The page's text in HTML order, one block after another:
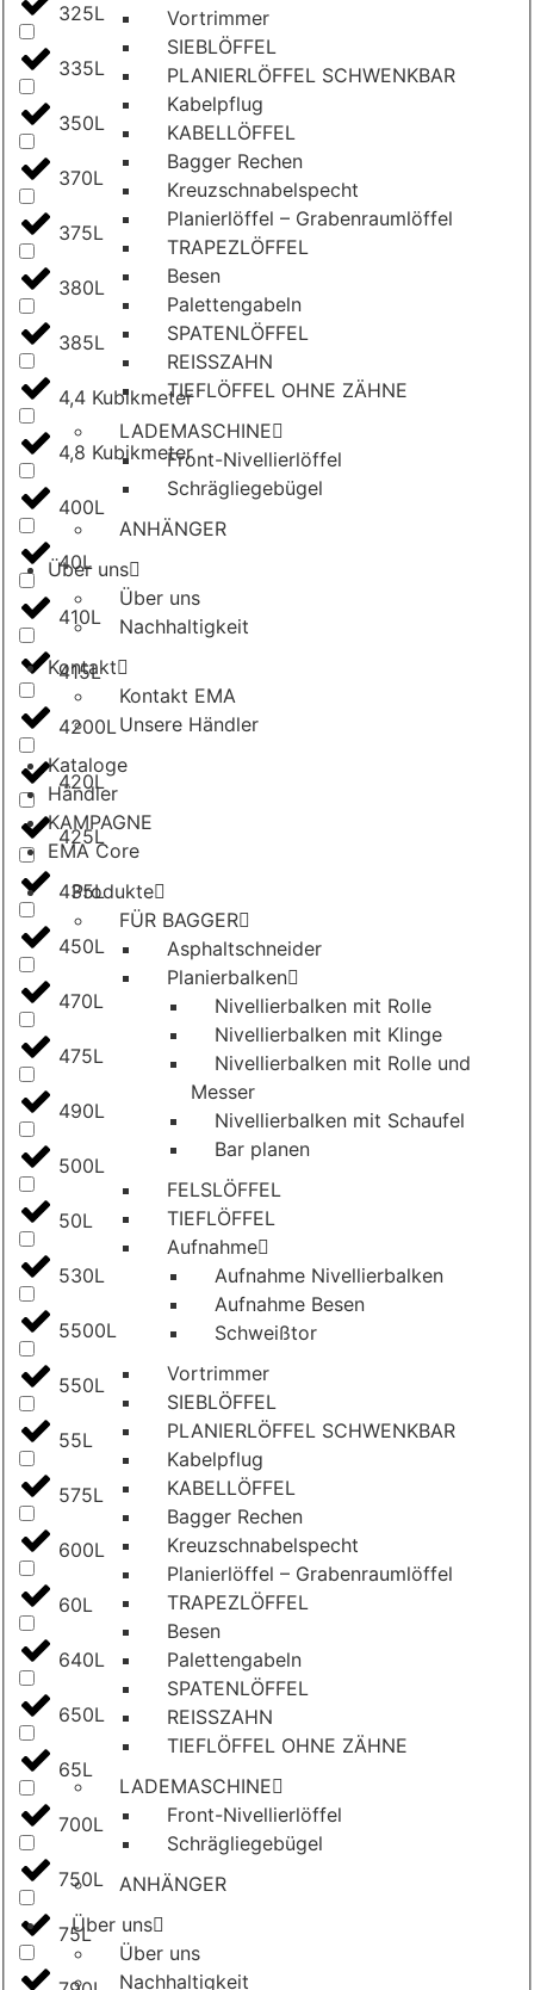
325L
335L
350L
370L
375L
380L
385L
4,4 Kubikmeter
4,8 Kubikmeter
400L
40L
410L
415L
4200L
420L
425L
435L
450L
470L
475L
490L
500L
50L
530L
5500L
550L
55L
575L
600L
60L
640L
650L
65L
700L
750L
75L
Vortrimmer
SIEBLÖFFEL
PLANIERLÖFFEL SCHWENKBAR
Kabelpflug
KABELLÖFFEL
Bagger Rechen
Kreuzschnabelspecht
Planierlöffel – Grabenraumlöffel
TRAPEZLÖFFEL
Besen
Palettengabeln
SPATENLÖFFEL
REISSZAHN
TIEFLÖFFEL OHNE ZÄHNE
LADEMASCHINE
Front-Nivellierlöffel
Schrägliegebügel
ANHÄNGER
Über uns
Über uns
Nachhaltigkeit
Kontakt
Kontakt EMA
Unsere Händler
Kataloge
Händler
KAMPAGNE
EMA Core
Produkte
FÜR BAGGER
Asphaltschneider
Planierbalken
Nivellierbalken mit Rolle
Nivellierbalken mit Klinge
Nivellierbalken mit Rolle und
Messer
Nivellierbalken mit Schaufel
Bar planen
FELSLÖFFEL
TIEFLÖFFEL
Aufnahme
Aufnahme Nivellierbalken
Aufnahme Besen
Schweißtor
Vortrimmer
SIEBLÖFFEL
PLANIERLÖFFEL SCHWENKBAR
Kabelpflug
KABELLÖFFEL
Bagger Rechen
Kreuzschnabelspecht
Planierlöffel – Grabenraumlöffel
TRAPEZLÖFFEL
Besen
Palettengabeln
SPATENLÖFFEL
REISSZAHN
TIEFLÖFFEL OHNE ZÄHNE
LADEMASCHINE
Front-Nivellierlöffel
Schrägliegebügel
ANHÄNGER
Über uns
Über uns
Nachhaltigkeit